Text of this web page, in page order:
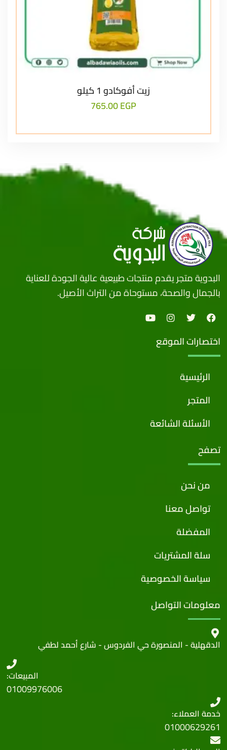
زيت أفوكادو 1 كيلو
765.00EGP
البدوية متجر يقدم منتجات طبيعية عالية الجودة للعناية
بالجمال والصحة، مستوحاة من التراث الأصيل.
اختصارات الموقع
الرئيسية
المتجر
الأسئلة الشائعة
تصفح
من نحن
تواصل معنا
المفضلة
سلة المشتريات
سياسة الخصوصية
معلومات التواصل
الدقهلية - المنصورة حي الفردوس - شارع أحمد لطفي
المبيعات:
01009976006
خدمة العملاء:
01000629261